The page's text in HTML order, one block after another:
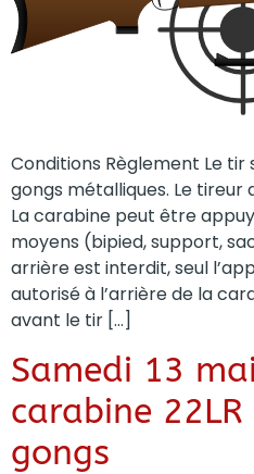
Conditions Règlement Le tir
gongs métalliques. Le tireur
La carabine peut être
moyens (bipied, support,
arrière est interdit, seul
autorisé à l’arrière de la
avant le tir […]
Samedi 13
carabine
gongs